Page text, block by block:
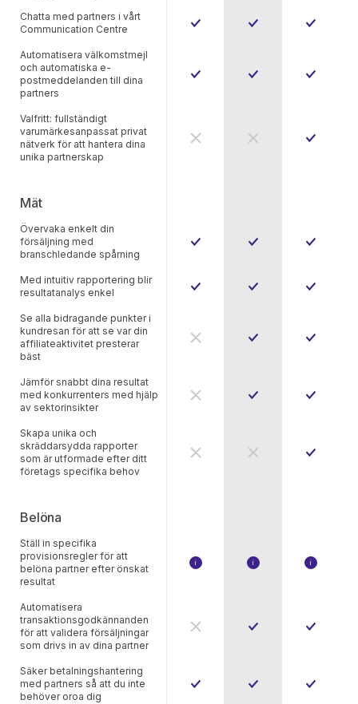
Chatta med partners i vårt
Communication Centre
Automatisera välkomstmejl
och automatiska e-
postmeddelanden till dina
partners
Valfritt: fullständigt
varumärkesanpassat privat
nätverk för att hantera dina
unika partnerskap
Mät
Övervaka enkelt din
försäljning med
branschledande spårning
Med intuitiv rapportering blir
resultatanalys enkel
Se alla bidragande punkter i
kundresan för att se var din
affiliateaktivitet presterar
bäst
Jämför snabbt dina resultat
med konkurrenters med hjälp
av sektorinsikter
Skapa unika och
skräddarsydda rapporter
som är utformade efter ditt
företags specifika behov
Belöna
Ställ in specifika
provisionsregler för att
belöna partner efter önskat
resultat
i i
Kupongkod
i
Kupongkod
Valfri unik
Automatisera
transaktionsgodkännanden
för att validera försäljningar
som drivs in av dina partner
Säker betalningshantering
med partners så att du inte
behöver oroa dig